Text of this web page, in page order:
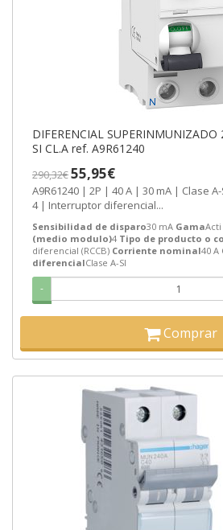
DIFERENCIAL
SI CL.A ref. A9R61240
290,32€55,95€
A9R61240 | 2P | 40 A | 30 mA | Clase A-SI | Acti 9 iID | Acti 9 |
4 | Interruptor diferencial...
Sensibilidad de disparo30 mA GamaActi
(medio modulo)4 Tipo de producto o
diferencial (RCCB) Corriente nominal40 A
diferencialClase A-SI
-
Comprar